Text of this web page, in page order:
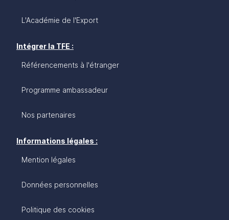
L'Académie de l'Export
Intégrer la TFE :
Référencements à l'étranger
Programme ambassadeur
Nos partenaires
Informations légales :
Mention légales
Données personnelles
Politique des cookies